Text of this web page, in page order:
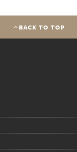
BACK TO TOP